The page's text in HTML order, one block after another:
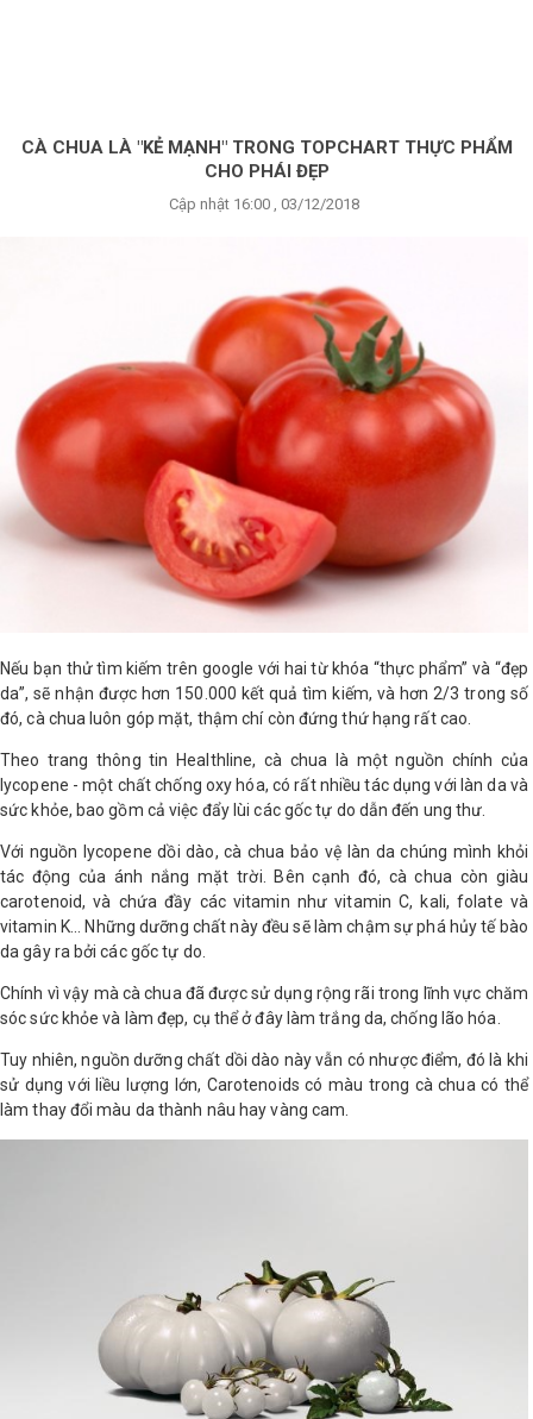
Shop All Brand A-
CÀ CHUA LÀ "KẺ MẠNH" TRONG TOPCHART THỰC PHẨM
CHO PHÁI ĐẸP
Cập nhật 16:00 , 03/12/2018
Nếu bạn thử tìm kiếm trên google với hai từ khóa “thực phẩm” và “đẹp
da”, sẽ nhận được hơn 150.000 kết quả tìm kiếm, và hơn 2/3 trong số
đó, cà chua luôn góp mặt, thậm chí còn đứng thứ hạng rất cao.
Theo trang thông tin Healthline, cà chua là một nguồn chính của
lycopene - một chất chống oxy hóa, có rất nhiều tác dụng với làn da và
sức khỏe, bao gồm cả việc đẩy lùi các gốc tự do dẫn đến ung thư.
Với nguồn lycopene dồi dào, cà chua bảo vệ làn da chúng mình khỏi
tác động của ánh nắng mặt trời. Bên cạnh đó, cà chua còn giàu
carotenoid, và chứa đầy các vitamin như vitamin C, kali, folate và
vitamin K... Những dưỡng chất này đều sẽ làm chậm sự phá hủy tế bào
da gây ra bởi các gốc tự do.
Chính vì vậy mà cà chua đã được sử dụng rộng rãi trong lĩnh vực chăm
sóc sức khỏe và làm đẹp, cụ thể ở đây làm trắng da, chống lão hóa.
Tuy nhiên, nguồn dưỡng chất dồi dào này vẫn có nhược điểm, đó là khi
sử dụng với liều lượng lớn, Carotenoids có màu trong cà chua có thể
làm thay đổi màu da thành nâu hay vàng cam.